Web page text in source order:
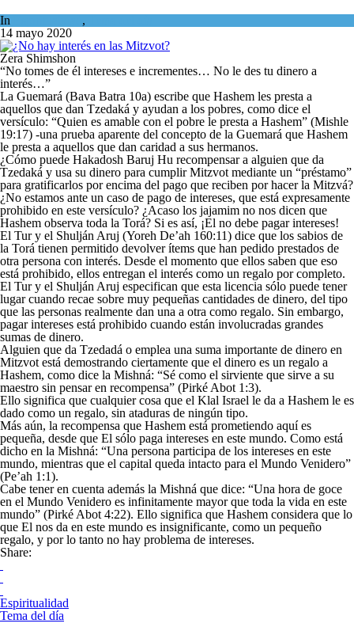
In ,
14 mayo 2020
Zera Shimshon
“No tomes de él intereses e incrementes… No le des tu dinero a
interés…”
La Guemará (Bava Batra 10a) escribe que Hashem les presta a
aquellos que dan Tzedaká y ayudan a los pobres, como dice el
versículo: “Quien es amable con el pobre le presta a Hashem” (Mishle
19:17) -una prueba aparente del concepto de la Guemará que Hashem
le presta a aquellos que dan caridad a sus hermanos.
¿Cómo puede Hakadosh Baruj Hu recompensar a alguien que da
Tzedaká y usa su dinero para cumplir Mitzvot mediante un “préstamo”
para gratificarlos por encima del pago que reciben por hacer la Mitzvá?
¿No estamos ante un caso de pago de intereses, que está expresamente
prohibido en este versículo? ¿Acaso los jajamim no nos dicen que
Hashem observa toda la Torá? Si es así, ¡El no debe pagar intereses!
El Tur y el Shulján Aruj (Yoreh De’ah 160:11) dice que los sabios de
la Torá tienen permitido devolver ítems que han pedido prestados de
otra persona con interés. Desde el momento que ellos saben que eso
está prohibido, ellos entregan el interés como un regalo por completo.
El Tur y el Shulján Aruj especifican que esta licencia sólo puede tener
lugar cuando recae sobre muy pequeñas cantidades de dinero, del tipo
que las personas realmente dan una a otra como regalo. Sin embargo,
pagar intereses está prohibido cuando están involucradas grandes
sumas de dinero.
Alguien que da Tzedadá o emplea una suma importante de dinero en
Mitzvot está demostrando ciertamente que el dinero es un regalo a
Hashem, como dice la Mishná: “Sé como el sirviente que sirve a su
maestro sin pensar en recompensa” (Pirké Abot 1:3).
Ello significa que cualquier cosa que el Klal Israel le da a Hashem le es
dado como un regalo, sin ataduras de ningún tipo.
Más aún, la recompensa que Hashem está prometiendo aquí es
pequeña, desde que El sólo paga intereses en este mundo. Como está
dicho en la Mishná: “Una persona participa de los intereses en este
mundo, mientras que el capital queda intacto para el Mundo Venidero”
(Pe’ah 1:1).
Cabe tener en cuenta además la Mishná que dice: “Una hora de goce
en el Mundo Venidero es infinitamente mayor que toda la vida en este
mundo” (Pirké Abot 4:22). Ello significa que Hashem considera que lo
que El nos da en este mundo es insignificante, como un pequeño
regalo, y por lo tanto no hay problema de intereses.
Share:
Espiritualidad
Tema del día